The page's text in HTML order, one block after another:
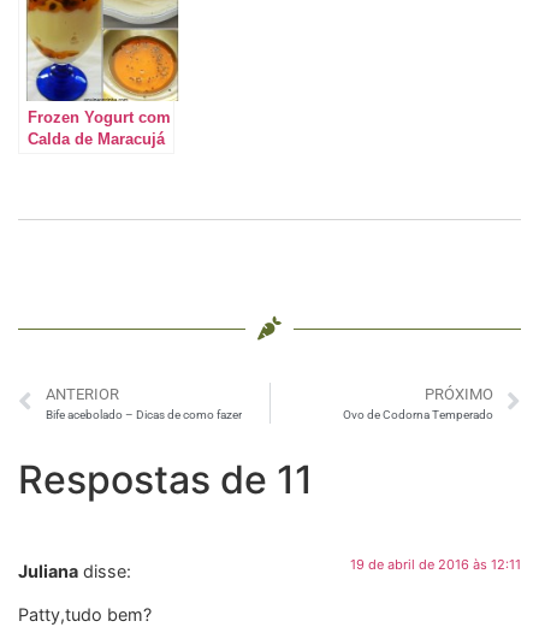
Frozen Yogurt com
Calda de Maracujá
ANTERIOR
Bife acebolado – Dicas de como fazer
PRÓXIMO
Ovo de Codorna Temperado
Respostas de 11
Juliana disse: 19 de abril de 2016 às 12:11
Patty,tudo bem?